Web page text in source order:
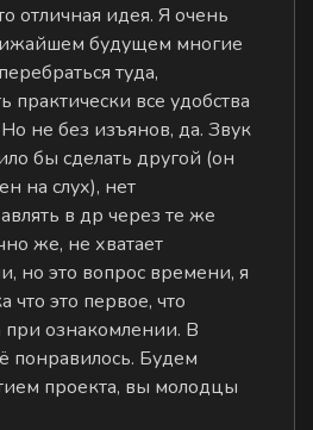
отличная идея. Я очень
будущем многие
туда,
практически все удобства
не без изъянов, да. Звук
бы сделать другой (он
на слух), нет
в др через те же
же, не хватает
но это вопрос времени, я
это первое, что
при ознакомлении. В
понравилось. Будем
проекта, вы молодцы